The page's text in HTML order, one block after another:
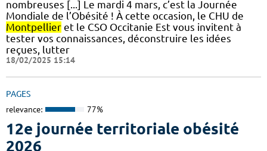
nombreuses [...] Le mardi 4 mars, c’est la Journée
Mondiale de l’Obésité ! À cette occasion, le CHU de
Montpellier et le CSO Occitanie Est vous invitent à
tester vos connaissances, déconstruire les idées
reçues, lutter
18/02/2025 15:14
PAGES
relevance: 77%
12e journée territoriale obésité
2026